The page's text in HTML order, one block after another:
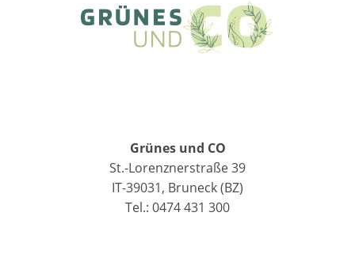
Grünes und CO
St.-Lorenznerstraße 39
IT-39031, Bruneck (BZ)
Tel.: 0474 431 300